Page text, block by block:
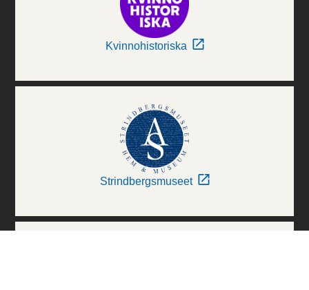
Kvinnohistoriska
Strindbergsmuseet